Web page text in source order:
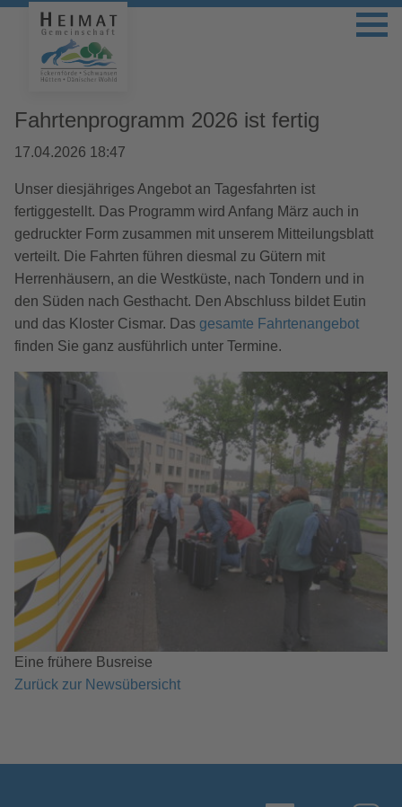
Fahrtenprogramm 2026 ist fertig
17.04.2026 18:47
Unser diesjähriges Angebot an Tagesfahrten ist
fertiggestellt. Das Programm wird Anfang März auch in
gedruckter Form zusammen mit unserem Mitteilungsblatt
verteilt. Die Fahrten führen diesmal zu Gütern mit
Herrenhäusern, an die Westküste, nach Tondern und in
den Süden nach Gesthacht. Den Abschluss bildet Eutin
und das Kloster Cismar. Das gesamte Fahrtenangebot
finden Sie ganz ausführlich unter Termine.
Eine frühere Busreise
Zurück zur Newsübersicht